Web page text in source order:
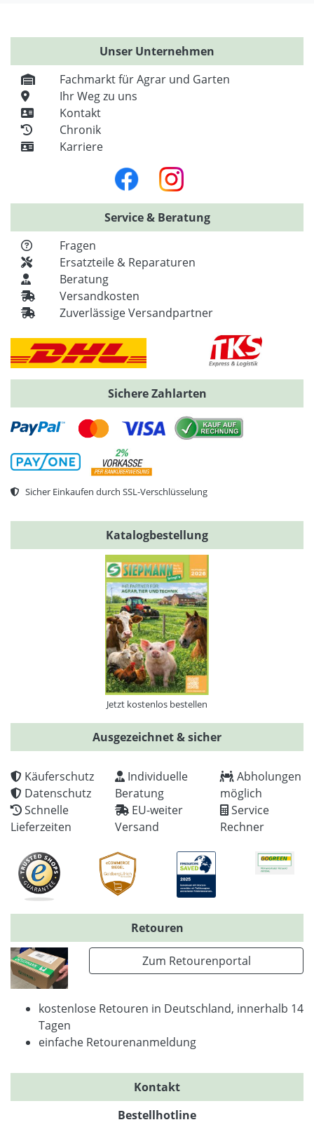
Unser Unternehmen
Fachmarkt für Agrar und Garten
Ihr Weg zu uns
Kontakt
Chronik
Karriere
Service & Beratung
Fragen
Ersatzteile & Reparaturen
Beratung
Versandkosten
Zuverlässige Versandpartner
Sichere Zahlarten
Sicher Einkaufen durch SSL-Verschlüsselung
Katalogbestellung
Jetzt kostenlos bestellen
Ausgezeichnet & sicher
Käuferschutz
Datenschutz
Schnelle
Lieferzeiten
Individuelle
Beratung
EU-weiter
Versand
Abholungen
möglich
Service
Rechner
Retouren
Zum Retourenportal
kostenlose Retouren in Deutschland, innerhalb 14
Tagen
einfache Retourenanmeldung
Kontakt
Bestellhotline